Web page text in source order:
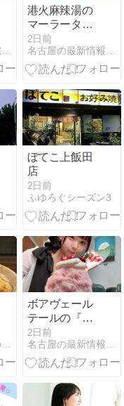
たけち鍼灸整体院・名古屋名東院
港火麻辣湯の
マーラータン
【庄内通】
2日前
名古屋の最新情報をお届け！ - おいでよ名古屋の食べ歩きログ
ぼてこ上飯田
店
2日前
ふゆろぐシーズン3
おいでよ名古屋の食べ歩きログ
ボアヴェール
テールの『か
き氷』【上前
津】
2日前
名古屋の最新情報をお届け！ - おいでよ名古屋の食べ歩きログ